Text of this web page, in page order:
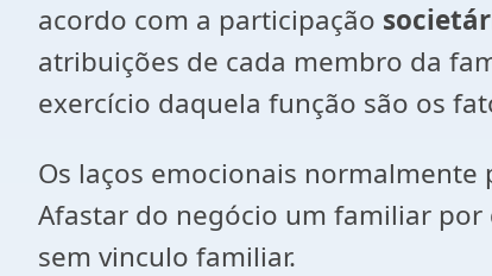
acordo com a participação
atribuições de cada membro da
exercício daquela função são os
Os laços emocionais
Afastar do negócio um familiar
sem vinculo familiar.